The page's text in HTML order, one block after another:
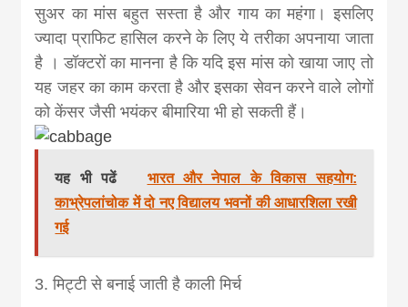
सुअर का मांस बहुत सस्ता है और गाय का महंगा। इसलिए
ज्यादा प्राफिट हासिल करने के लिए ये तरीका अपनाया जाता
है । डॉक्टरों का मानना है कि यदि इस मांस को खाया जाए तो
यह जहर का काम करता है और इसका सेवन करने वाले लोगों
को केंसर जैसी भयंकर बीमारिया भी हो सकती हैं।
यह भी पढें
भारत और नेपाल के विकास सहयोग:
काभ्रेपलांचोक में दो नए विद्यालय भवनों की आधारशिला रखी
गई
3. मिट्टी से बनाई जाती है काली मिर्च